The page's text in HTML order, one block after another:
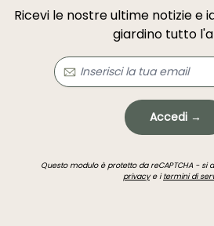
Ricevi le nostre ultime notizie e
giardino tutto
Accedi →
Questo modulo è protetto da reCAPTCHA - si
privacye itermini di